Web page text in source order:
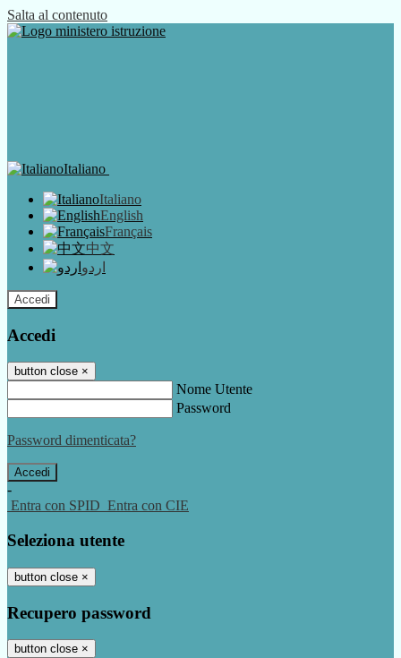
Salta al contenuto
Italiano
Italiano
English
Français
中文
اردو
Accedi
Accedi
button close ×
Nome Utente
Password
Password dimenticata?
-
Entra con SPID Entra con CIE
Seleziona utente
button close ×
Recupero password
button close ×